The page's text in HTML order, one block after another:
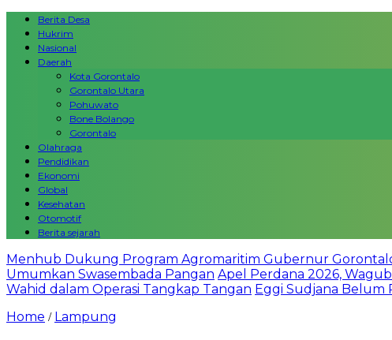
Berita Desa
Hukrim
Nasional
Daerah
Kota Gorontalo
Gorontalo Utara
Pohuwato
Bone Bolango
Gorontalo
Olahraga
Pendidikan
Ekonomi
Global
Kesehatan
Otomotif
Berita sejarah
Menhub Dukung Program Agromaritim Gubernur
Umumkan Swasembada Pangan Apel Perdana 2026,
Wahid dalam Operasi Tangkap Tangan Eggi Sudjana Belum
Home / Lampung